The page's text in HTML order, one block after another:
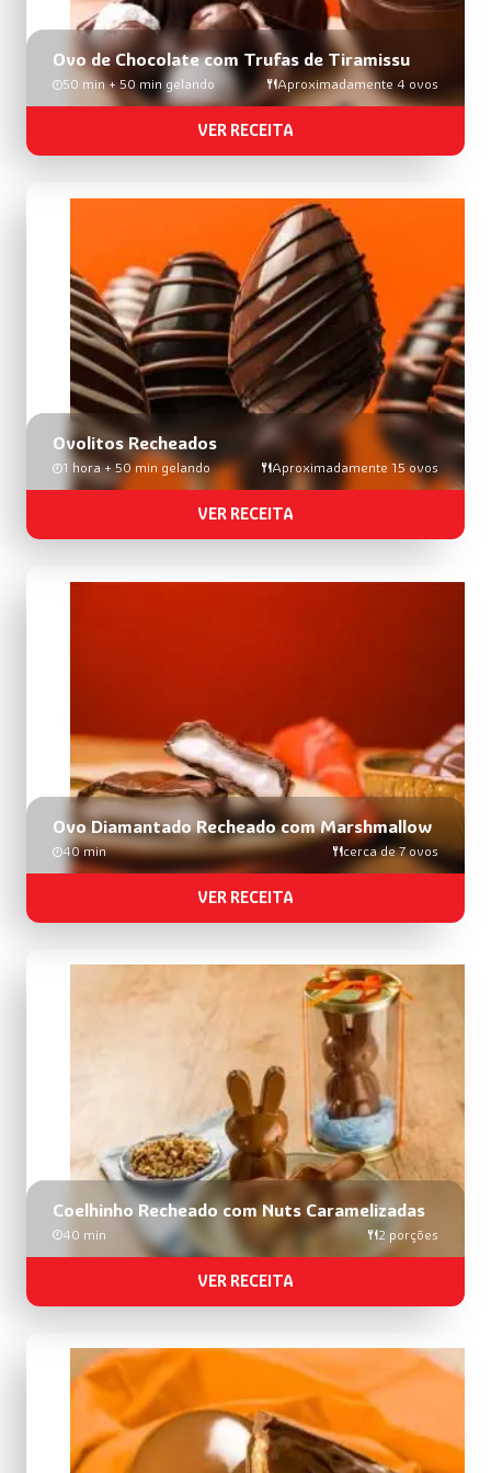
Ovo de Chocolate com Trufas de Tiramissu
50 min + 50 min gelando Aproximadamente 4 ovos
VER RECEITA
Ovolitos Recheados
1 hora + 50 min gelando Aproximadamente 15 ovos
VER RECEITA
Ovo Diamantado Recheado com Marshmallow
40 min cerca de 7 ovos
VER RECEITA
Coelhinho Recheado com Nuts Caramelizadas
40 min 2 porções
VER RECEITA